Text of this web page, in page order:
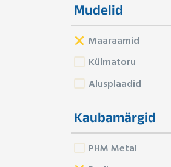
Mudelid
Maaraamid
Külmatoru
Alusplaadid
Kaubamärgid
PHM Metal